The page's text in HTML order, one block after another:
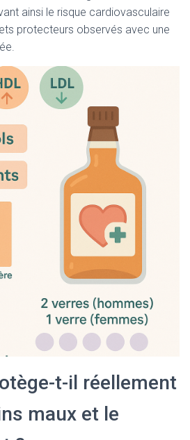
ainsi le risque cardiovasculaire
protecteurs observés avec une
t-il réellement
maux et le